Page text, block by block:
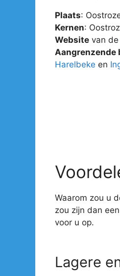
Plaats:
Kernen:
Website van de
Aangrenzende
Harelbeke en
Waarom zou u
zou zijn dan
voor u op.
Lagere